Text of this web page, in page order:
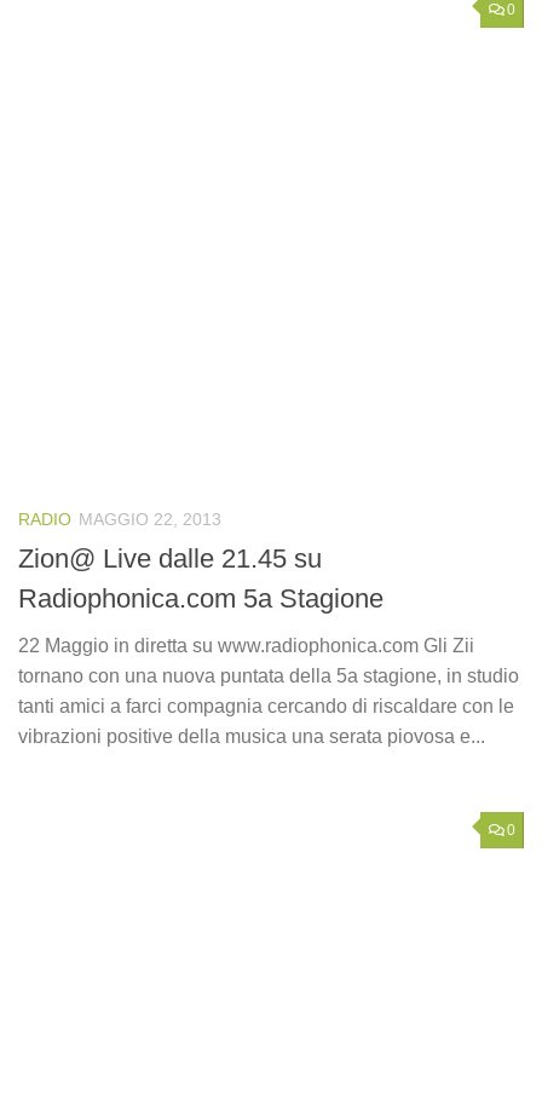
0
RADIO MAGGIO 22, 2013
Zion@ Live dalle 21.45 su
Radiophonica.com 5a Stagione
22 Maggio in diretta su www.radiophonica.com Gli Zii
tornano con una nuova puntata della 5a stagione, in studio
tanti amici a farci compagnia cercando di riscaldare con le
vibrazioni positive della musica una serata piovosa e...
0